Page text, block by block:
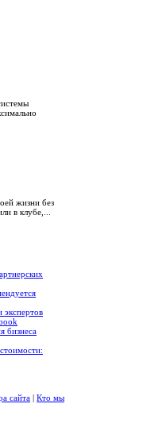
жизни без
в клубе,...
бизнеса
сайта | Кто мы